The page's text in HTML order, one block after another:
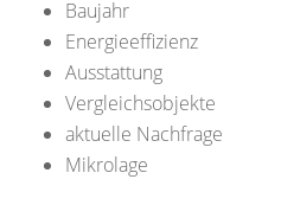
Baujahr
Energieeffizienz
Ausstattung
Vergleichsobjekte
aktuelle Nachfrage
Mikrolage